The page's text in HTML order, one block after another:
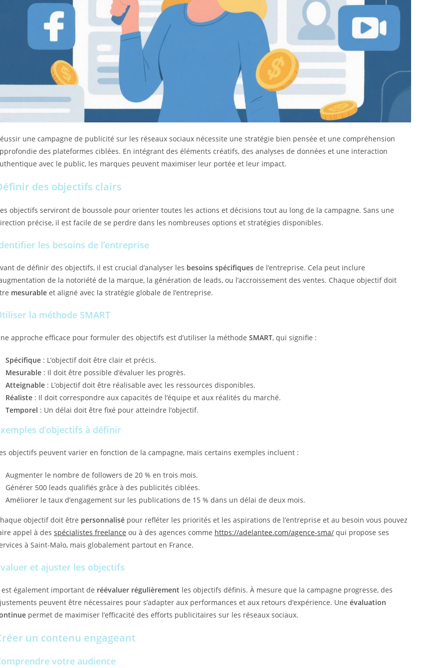
une campagne de publicité sur les réseaux sociaux nécessite une stratégie bien pensée et une compréhension
des plateformes ciblées. En intégrant des éléments créatifs, des analyses de données et une interaction
avec le public, les marques peuvent maximiser leur portée et leur impact.
des objectifs clairs
objectifs serviront de boussole pour orienter toutes les actions et décisions tout au long de la campagne. Sans une
précise, il est facile de se perdre dans les nombreuses options et stratégies disponibles.
les besoins de l’entreprise
de définir des objectifs, il est crucial d’analyser les besoins spécifiques de l’entreprise. Cela peut inclure
de la notoriété de la marque, la génération de leads, ou l’accroissement des ventes. Chaque objectif doit
mesurable et aligné avec la stratégie globale de l’entreprise.
la méthode SMART
approche efficace pour formuler des objectifs est d’utiliser la méthode SMART, qui signifie :
Spécifique : L’objectif doit être clair et précis.
Mesurable : Il doit être possible d’évaluer les progrès.
Atteignable : L’objectif doit être réalisable avec les ressources disponibles.
Réaliste : Il doit correspondre aux capacités de l’équipe et aux réalités du marché.
Temporel : Un délai doit être fixé pour atteindre l’objectif.
d’objectifs à définir
objectifs peuvent varier en fonction de la campagne, mais certains exemples incluent :
Augmenter le nombre de followers de 20 % en trois mois.
Générer 500 leads qualifiés grâce à des publicités ciblées.
Améliorer le taux d’engagement sur les publications de 15 % dans un délai de deux mois.
objectif doit être personnalisé pour refléter les priorités et les aspirations de l’entreprise et au besoin vous pouvez
appel à des spécialistes freelance ou à des agences comme https://adelantee.com/agence-sma/ qui propose ses
à Saint-Malo, mais globalement partout en France.
et ajuster les objectifs
est également important de réévaluer régulièrement les objectifs définis. À mesure que la campagne progresse, des
peuvent être nécessaires pour s’adapter aux performances et aux retours d’expérience. Une évaluation
permet de maximiser l’efficacité des efforts publicitaires sur les réseaux sociaux.
un contenu engageant
votre audience